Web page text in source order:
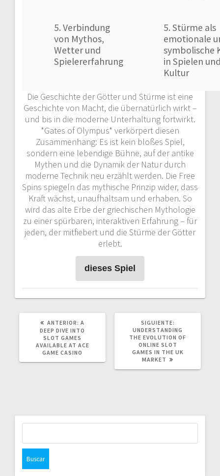
5. Verbindung
von Mythos,
Wetter und
Spielererfahrung
5. Stürme als
emotionale
symbolische
in Spielen
Kultur
Die Geschichte der Götter und Stürme ist eine
Geschichte von Macht, die übernatürlich wirkt –
und bis in die moderne Unterhaltung fortwirkt.
*Gates of Olympus* verkörpert diesen
Zusammenhang: Es ist kein bloßes Spiel,
sondern eine lebendige Bühne, auf der antike
Mythen und die Dynamik der Natur durch
moderne Technik neu erzählt werden. Die Free
Spins spiegeln das mythische Prinzip wider, dass
Kraft wächst, unaufhaltsam und erhaben. So
wird das alte Erbe der griechischen Mythologie
zu einer spürbaren, interaktiven Erfahrung – für
jeden, der mitfiebert und die Stürme der Götter
erlebt.
dieses Spiel
ANTERIOR: POST
ANTERIOR:
A
DEEP DIVE INTO
SLOT GAMES
AVAILABLE AT ACE
GAME CASINO
SIGUIENTE:
POST:
UNDERSTANDING
THE EVOLUTION OF
ONLINE SLOT
GAMES IN THE UK
MARKET